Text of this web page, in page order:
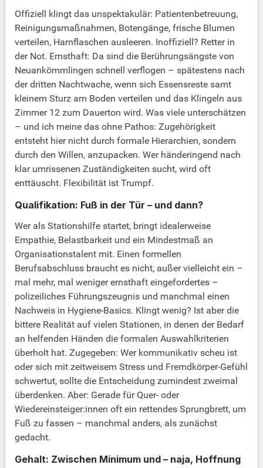
Offiziell klingt das unspektakulär: Patientenbetreuung,
Reinigungsmaßnahmen, Botengänge, frische Blumen
verteilen, Harnflaschen ausleeren. Inoffiziell? Retter in
der Not. Ernsthaft: Da sind die Berührungsängste von
Neuankömmlingen schnell verflogen – spätestens nach
der dritten Nachtwache, wenn sich Essensreste samt
kleinem Sturz am Boden verteilen und das Klingeln aus
Zimmer 12 zum Dauerton wird. Was viele unterschätzen
– und ich meine das ohne Pathos: Zugehörigkeit
entsteht hier nicht durch formale Hierarchien, sondern
durch den Willen, anzupacken. Wer händeringend nach
klar umrissenen Zuständigkeiten sucht, wird oft
enttäuscht. Flexibilität ist Trumpf.
Qualifikation: Fuß in der Tür – und dann?
Wer als Stationshilfe startet, bringt idealerweise
Empathie, Belastbarkeit und ein Mindestmaß an
Organisationstalent mit. Einen formellen
Berufsabschluss braucht es nicht, außer vielleicht ein –
mal mehr, mal weniger ernsthaft eingefordertes –
polizeiliches Führungszeugnis und manchmal einen
Nachweis in Hygiene-Basics. Klingt wenig? Ist aber die
bittere Realität auf vielen Stationen, in denen der Bedarf
an helfenden Händen die formalen Auswahlkriterien
überholt hat. Zugegeben: Wer kommunikativ scheu ist
oder sich mit zeitweisem Stress und Fremdkörper-Gefühl
schwertut, sollte die Entscheidung zumindest zweimal
überdenken. Aber: Gerade für Quer- oder
Wiedereinsteiger:innen oft ein rettendes Sprungbrett, um
Fuß zu fassen – manchmal anders, als zunächst
gedacht.
Gehalt: Zwischen Minimum und – naja, Hoffnung